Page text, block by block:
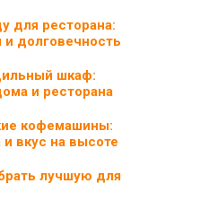
для ресторана:
долговечность
шкаф:
и ресторана
кофемашины:
и вкус на высоте
лучшую для